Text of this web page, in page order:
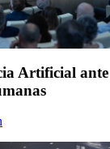
Artificial ante